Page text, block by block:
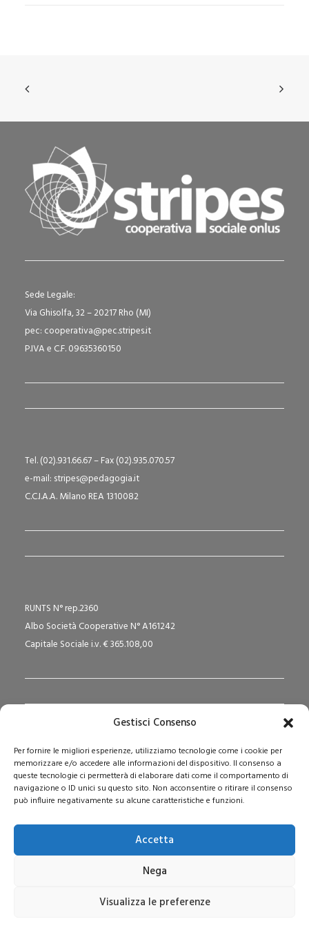
Gestisci Consenso
Per fornire le migliori esperienze, utilizziamo tecnologie come i cookie per
memorizzare e/o accedere alle informazioni del dispositivo. Il consenso a
queste tecnologie ci permetterà di elaborare dati come il comportamento di
navigazione o ID unici su questo sito. Non acconsentire o ritirare il consenso
può influire negativamente su alcune caratteristiche e funzioni.
Accetta
Nega
Visualizza le preferenze
Sede Legale:
Via Ghisolfa, 32 – 20217 Rho (MI)
pec: cooperativa@pec.stripes.it
P.IVA e C.F. 09635360150
Tel. (02).931.66.67 – Fax (02).935.070.57
e-mail: stripes@pedagogia.it
C.C.I.A.A. Milano REA 1310082
RUNTS N° rep.2360
Albo Società Cooperative N° A161242
Capitale Sociale i.v. € 365.108,00
Via San Domenico Savio, 6 – 20017 Rho (MI)
Reg. Tribunale: n. 187 del 29/03/97 | ISSN: 1593-2259
Web:www.pedagogia.it
© 2026 Pedagogia.it. Tutti i diritti riservati